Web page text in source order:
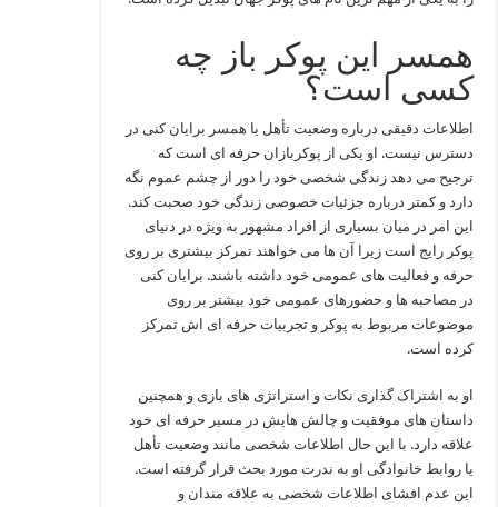
همسر این پوکر باز چه
کسی است؟
اطلاعات دقیقی درباره وضعیت تأهل یا همسر برایان کنی در
دسترس نیست. او یکی از پوکربازان حرفه‌ ای است که
ترجیح می‌ دهد زندگی شخصی خود را دور از چشم عموم نگه
دارد و کمتر درباره جزئیات خصوصی زندگی خود صحبت کند.
این امر در میان بسیاری از افراد مشهور به ویژه در دنیای
پوکر رایج است زیرا آن ها می‌ خواهند تمرکز بیشتری بر روی
حرفه و فعالیت‌ های عمومی خود داشته باشند. برایان کنی
در مصاحبه‌ ها و حضورهای عمومی خود بیشتر بر روی
موضوعات مربوط به پوکر و تجربیات حرفه‌ ای‌ اش تمرکز
کرده است.
او به اشتراک‌ گذاری نکات و استراتژی‌ های بازی و همچنین
داستان‌ های موفقیت و چالش‌ هایش در مسیر حرفه‌ ای خود
علاقه دارد. با این حال اطلاعات شخصی مانند وضعیت تأهل
یا روابط خانوادگی او به ندرت مورد بحث قرار گرفته است.
این عدم افشای اطلاعات شخصی به علاقه‌ مندان و